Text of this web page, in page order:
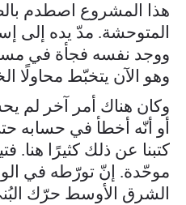
هذا المشروع اصطدم
المتوحشة. مدّ يده إلى
ووجد نفسه فجأة في
وهو الآن يتخبّط محاولًا
وكان هناك أمر آخر لم
أو أنّه أخطأ في حسابه
كتبنا عن ذلك كثيرًا هنا.
موحّدة. إنّ تورّطه في
الشرق الأوسط حرّك